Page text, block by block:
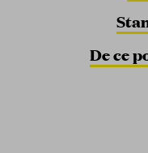
De ce